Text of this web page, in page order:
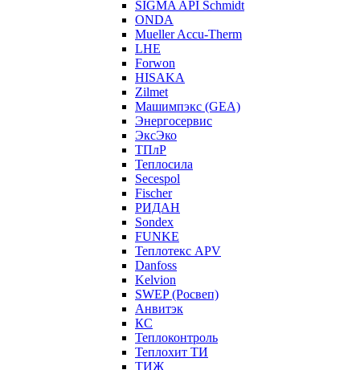
SIGMA API Schmidt
ONDA
Mueller Accu-Therm
LHE
Forwon
HISAKA
Zilmet
Машимпэкс (GEA)
Энергосервис
ЭксЭко
ТПлР
Теплосила
Secespol
Fischer
РИДАН
Sondex
FUNKE
Теплотекс APV
Danfoss
Kelvion
SWEP (Росвеп)
Анвитэк
КС
Теплоконтроль
Теплохит ТИ
ТИЖ